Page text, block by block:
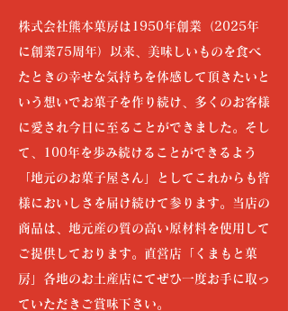
株式会社熊本菓房は1950年創業（2025年
に創業75周年）以来、美味しいものを食べ
たときの幸せな気持ちを体感して頂きたいと
いう想いでお菓子を作り続け、多くのお客様
に愛され今日に至ることができました。そし
て、100年を歩み続けることができるよう
「地元のお菓子屋さん」としてこれからも皆
様においしさを届け続けて参ります。
当店の
商品は、地元産の質の高い原材料を使用して
ご提供しております。直営店「くまもと菓
房」各地のお土産店にてぜひ一度お手に取っ
ていただきご賞味下さい。